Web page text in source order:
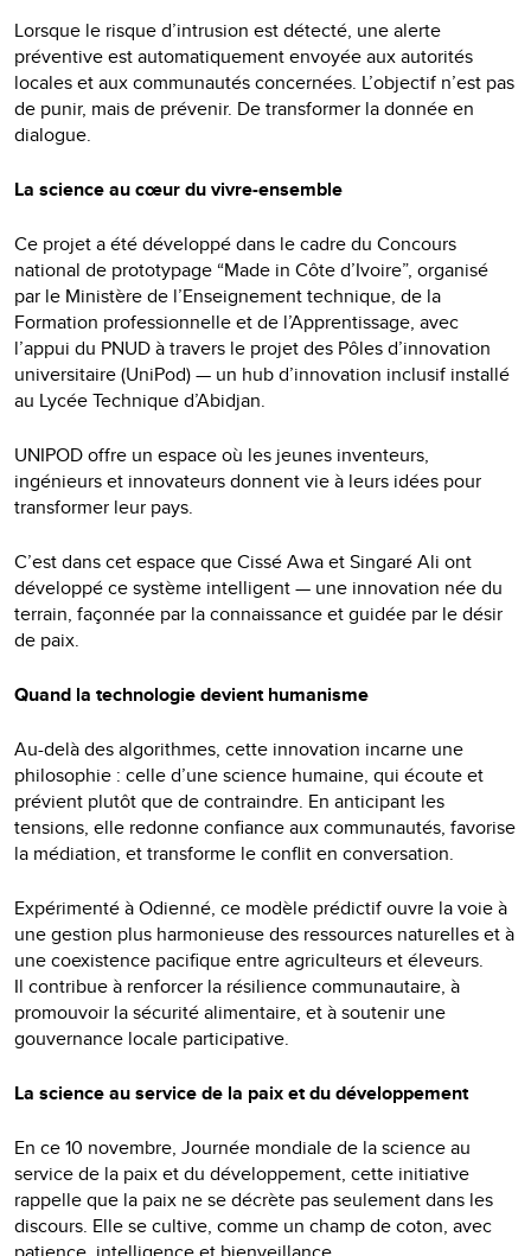
Lorsque le risque d’intrusion est détecté, une alerte
préventive est automatiquement envoyée aux autorités
locales et aux communautés concernées. L’objectif n’est pas
de punir, mais de prévenir. De transformer la donnée en
dialogue.
La science au cœur du vivre-ensemble
Ce projet a été développé dans le cadre du Concours
national de prototypage “Made in Côte d’Ivoire”, organisé
par le Ministère de l’Enseignement technique, de la
Formation professionnelle et de l’Apprentissage, avec
l’appui du PNUD à travers le projet des Pôles d’innovation
universitaire (UniPod) — un hub d’innovation inclusif installé
au Lycée Technique d’Abidjan.
UNIPOD offre un espace où les jeunes inventeurs,
ingénieurs et innovateurs donnent vie à leurs idées pour
transformer leur pays.
C’est dans cet espace que Cissé Awa et Singaré Ali ont
développé ce système intelligent — une innovation née du
terrain, façonnée par la connaissance et guidée par le désir
de paix.
Quand la technologie devient humanisme
Au-delà des algorithmes, cette innovation incarne une
philosophie : celle d’une science humaine, qui écoute et
prévient plutôt que de contraindre. En anticipant les
tensions, elle redonne confiance aux communautés, favorise
la médiation, et transforme le conflit en conversation.
Expérimenté à Odienné, ce modèle prédictif ouvre la voie à
une gestion plus harmonieuse des ressources naturelles et à
une coexistence pacifique entre agriculteurs et éleveurs.
Il contribue à renforcer la résilience communautaire, à
promouvoir la sécurité alimentaire, et à soutenir une
gouvernance locale participative.
La science au service de la paix et du développement
En ce 10 novembre, Journée mondiale de la science au
service de la paix et du développement, cette initiative
rappelle que la paix ne se décrète pas seulement dans les
discours. Elle se cultive, comme un champ de coton, avec